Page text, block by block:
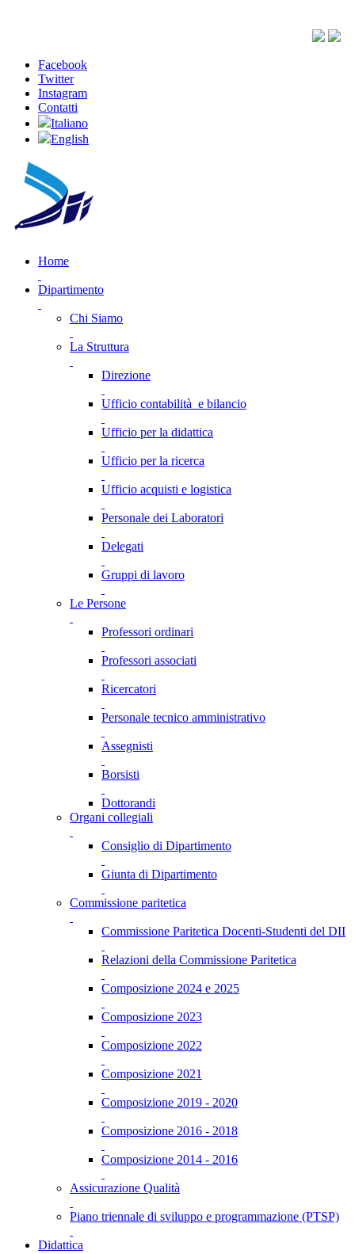
Facebook
Twitter
Instagram
Contatti
Italiano
English
Home
Dipartimento
Chi Siamo
La Struttura
Direzione
Ufficio contabilità e bilancio
Ufficio per la didattica
Ufficio per la ricerca
Ufficio acquisti e logistica
Personale dei Laboratori
Delegati
Gruppi di lavoro
Le Persone
Professori ordinari
Professori associati
Ricercatori
Personale tecnico amministrativo
Assegnisti
Borsisti
Dottorandi
Organi collegiali
Consiglio di Dipartimento
Giunta di Dipartimento
Commissione paritetica
Commissione Paritetica Docenti-Studenti del DII
Relazioni della Commissione Paritetica
Composizione 2024 e 2025
Composizione 2023
Composizione 2022
Composizione 2021
Composizione 2019 - 2020
Composizione 2016 - 2018
Composizione 2014 - 2016
Assicurazione Qualità
Piano triennale di sviluppo e programmazione (PTSP)
Didattica